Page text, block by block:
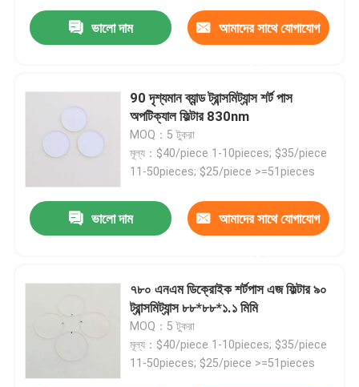
ভালো দাম আমাদের সাথে যোগাযোগ
90 দৃশ্যমান ব্যান্ড ট্রান্সমিট্যান্স শর্ট পাস
অপটিক্যাল ফিল্টার 830nm
MOQ：5 টুকরা
মূল্য：$40/piece 1-10pieces; $35/piece
11-50pieces; $25/piece >=51pieces
ভালো দাম আমাদের সাথে যোগাযোগ
৭৮০ এনএম ডিক্রোইক শর্টপাস এজ ফিল্টার ৯০
ট্রান্সমিট্যান্স ৮৮*৮৮*১.১ মিমি
MOQ：5 টুকরা
মূল্য：$40/piece 1-10pieces; $35/piece
11-50pieces; $25/piece >=51pieces